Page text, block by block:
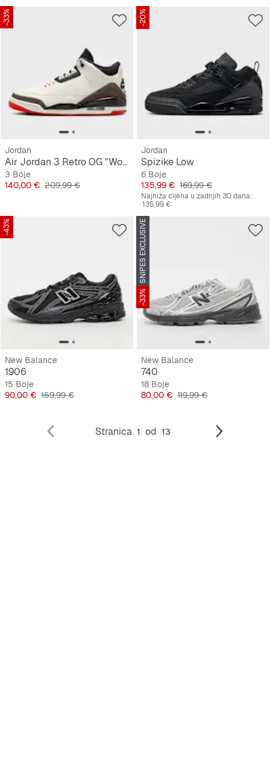
-33%
Jordan
Air Jordan 3 Retro OG "World's Best Dad"
3 Boje
Cijena
140,00 € Originalna cijena
209,99 €
-20%
Jordan
Spizike Low
6 Boje
Cijena
135,99 € Originalna cijena
169,99 €
Najniža cijena u zadnjih 30 dana:
135,99 €
-43%
New Balance
1906
15 Boje
Cijena
90,00 € Originalna cijena
159,99 €
SNIPES EXCLUSIVE
-33%
New Balance
740
18 Boje
Cijena
80,00 € Originalna cijena
119,99 €
Stranica 1 od 13